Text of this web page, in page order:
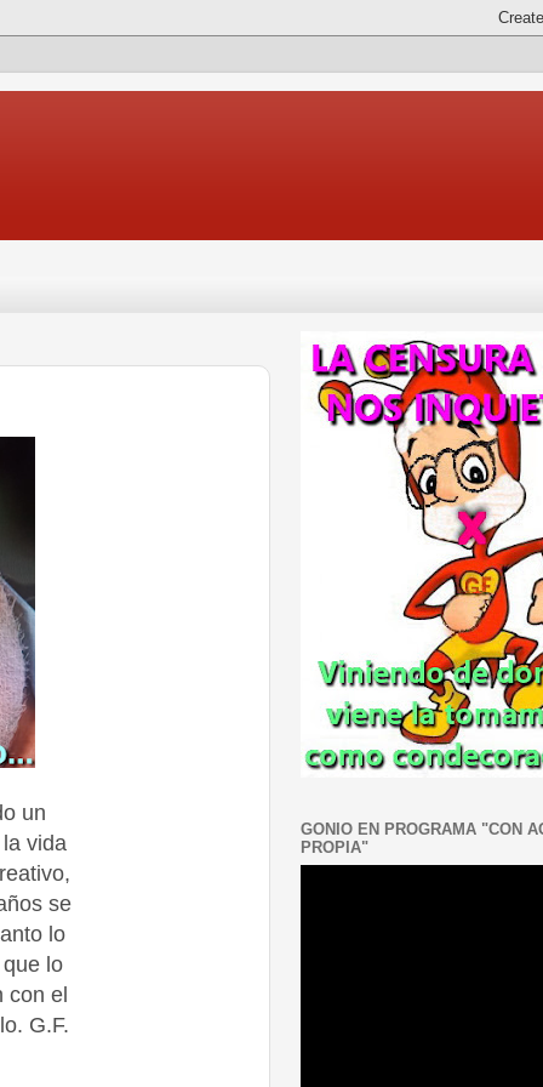
un
vida
se
lo
lo
con el
G.F.
GONIO EN PROGRAMA "CON
PROPIA"